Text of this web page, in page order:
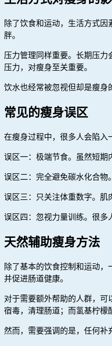
除了饮食和运动，生活方式
胖。
压力管理同样重要。长期压
压力，对瘦身至关重要。
饮水也经常被忽视但却是瘦身
常见的瘦身误区
在瘦身过程中，很多人会陷入
误区一：极端节食。虽然短期
误区二：完全避免碳水化合物
误区三：只关注体重数字。肌
误区四：忽视力量训练。很多
天然辅助瘦身方法
除了基本的饮食控制和运动
并促进肠道健康。
对于需要额外帮助的人群，可
宿毒，清理肠道；而氢基柠檬
然而，需要强调的是，任何补